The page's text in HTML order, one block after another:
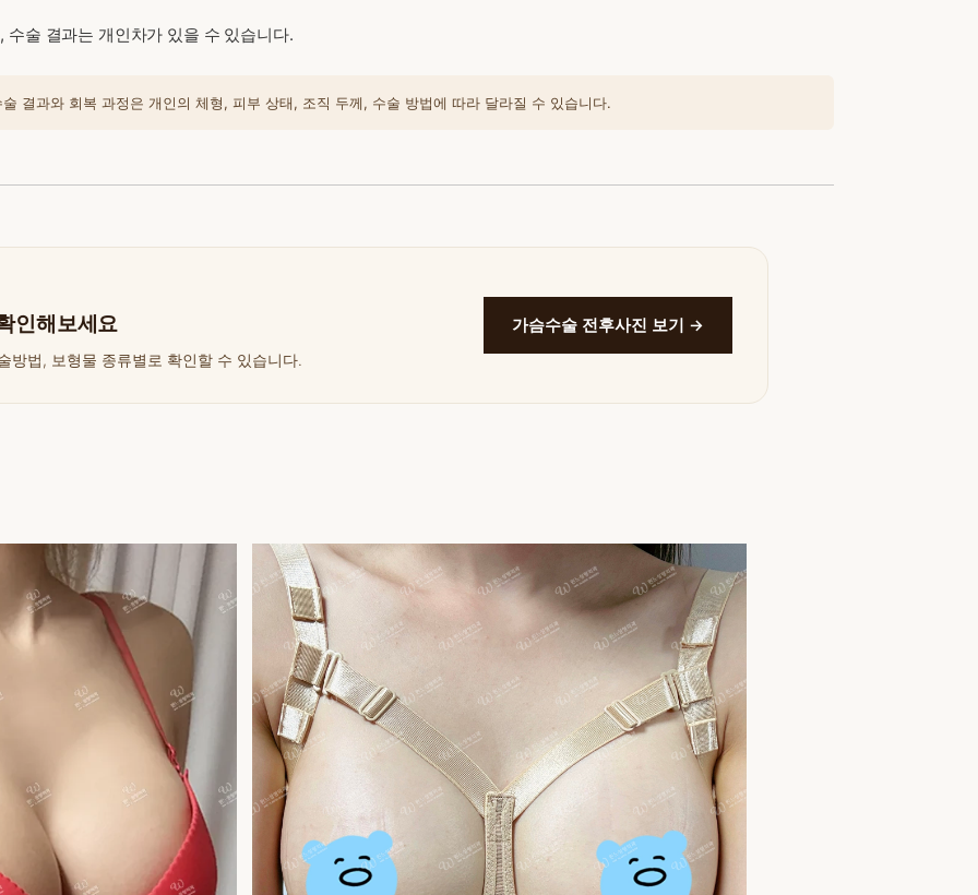
술 결과는 개인차가 있을 수 있습니다.
결과와 회복 과정은 개인의 체형, 피부 상태, 조직 두께, 수술 방법에 따라 달라질 수 있습니다.
인해보세요
방법, 보형물 종류별로 확인할 수 있습니다.
가슴수술 전후사진 보기 →